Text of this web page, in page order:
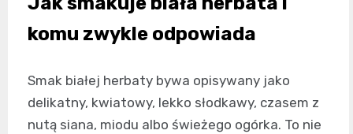
komu zwykle odpowiada
Smak białej herbaty bywa opisywany jako
delikatny, kwiatowy, lekko słodkawy, czasem z
nutą siana, miodu albo świeżego ogórka. To nie